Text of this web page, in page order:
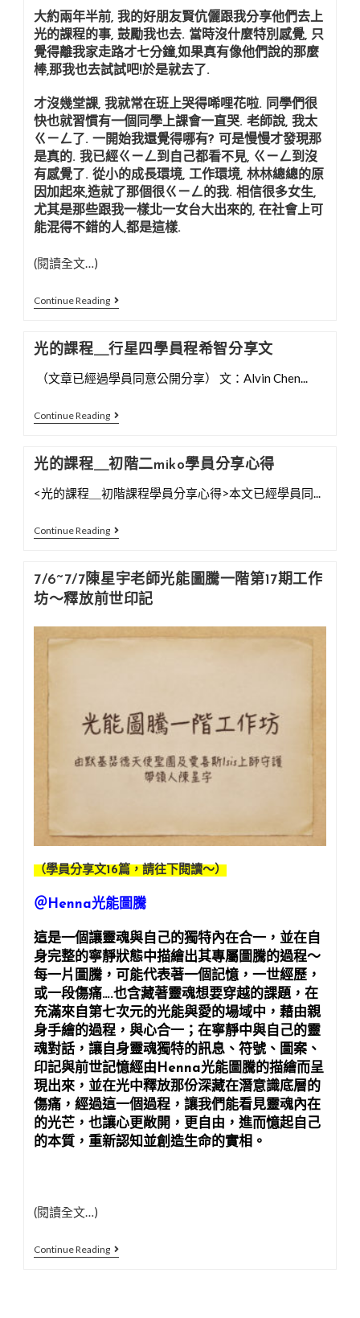
大約兩年半前, 我的好朋友賢伉儷跟我分享他們去上
光的課程的事, 鼓勵我也去. 當時沒什麼特別感覺, 只
覺得離我家走路才七分鐘,如果真有像他們說的那麼
棒,那我也去試試吧!於是就去了.
才沒幾堂課, 我就常在班上哭得唏哩花啦. 同學們很
快也就習慣有一個同學上課會一直哭. 老師說, 我太
ㄍㄧㄥ了. 一開始我還覺得哪有? 可是慢慢才發現那
是真的. 我已經ㄍㄧㄥ到自己都看不見, ㄍㄧㄥ到沒
有感覺了. 從小的成長環境, 工作環境, 林林總總的原
因加起來,造就了那個很ㄍㄧㄥ的我. 相信很多女生,
尤其是那些跟我一樣北一女台大出來的, 在社會上可
能混得不錯的人,都是這樣.
(閱讀全文…)
Continue Reading
光
課
程
＿
星
學
彭
惠
享
文
光的課程＿行星四學員程希智分享文
​ （文章已經過學員同意公開分享） 文：Alvin Chen...
Continue Reading
光
課
程
＿
星
學
員
文
光的課程＿初階二miko學員分享心得
<光的課程＿初階課程學員分享心得>本文已經學員同...
Continue Reading
光
課
程
＿
初
員
享
7/6~7/7陳星宇老師光能圖騰一階第17期工作
坊～釋放前世印記
（學員分享文16篇，請往下閱讀～）
＠Henna光能圖騰
這是一個讓靈魂與自己的獨特內在合一，並在自
身完整的寧靜狀態中描繪出其專屬圖騰的過程～
每一片圖騰，可能代表著一個記憶，一世經歷，
或一段傷痛….也含藏著靈魂想要穿越的課題，在
充滿來自第七次元的光能與愛的場域中，藉由親
身手繪的過程，與心合一；在寧靜中與自己的靈
魂對話，讓自身靈魂獨特的訊息、符號、圖案、
印記與前世記憶經由Henna光能圖騰的描繪而呈
現出來，並在光中釋放那份深藏在潛意識底層的
傷痛，經過這一個過程，讓我們能看見靈魂內在
的光芒，也讓心更敞開，更自由，進而憶起自己
的本質，重新認知並創造生命的實相。
(閱讀全文…)
Continue Reading
7/6~7/7